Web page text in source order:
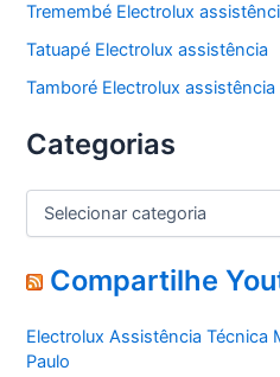
Tremembé Electrolux
Tatuapé Electrolux assistência
Tamboré Electrolux assistência
Categorias
C
e
g
r
i
Compartilhe
Electrolux Assistência Técnica
Paulo